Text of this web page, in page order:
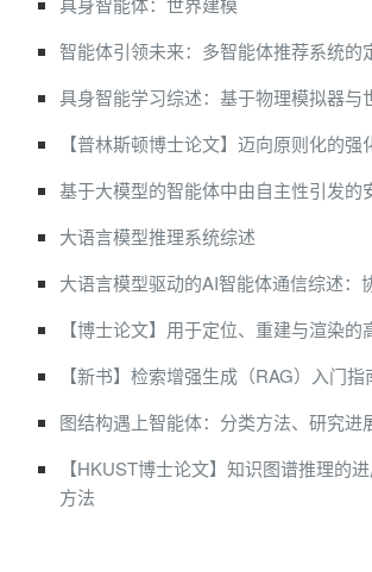
智能体引领未来：多智能体推荐系统的
具身智能学习综述：基于物理模拟器与
【普林斯顿博士论文】迈向原则化的强
基于大模型的智能体中由自主性引发的
大语言模型推理系统综述
大语言模型驱动的AI智能体通信综述：
【博士论文】用于定位、重建与渲染
【新书】检索增强生成（RAG）入门指
图结构遇上智能体：分类方法、研究进
【HKUST博士论文】知识图谱推理的
方法